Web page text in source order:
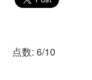
点数: 6/10